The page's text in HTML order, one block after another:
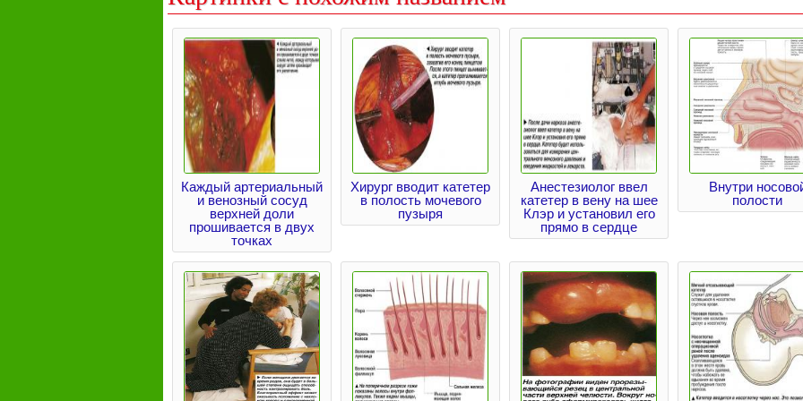
Каждый артериальный
и венозный сосуд
верхней доли
прошивается в двух
точках
Хирург вводит катетер
в полость мочевого
пузыря
Анестезиолог ввел
катетер в вену на шее
Клэр и установил его
прямо в сердце
Внутри
полости